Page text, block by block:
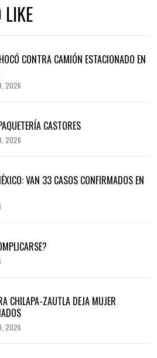
CONTRA CAMIÓN ESTACIONADO EN
2026
CASTORES
2026
VAN 33 CASOS CONFIRMADOS EN
CHILAPA-ZAUTLA DEJA MUJER
2026